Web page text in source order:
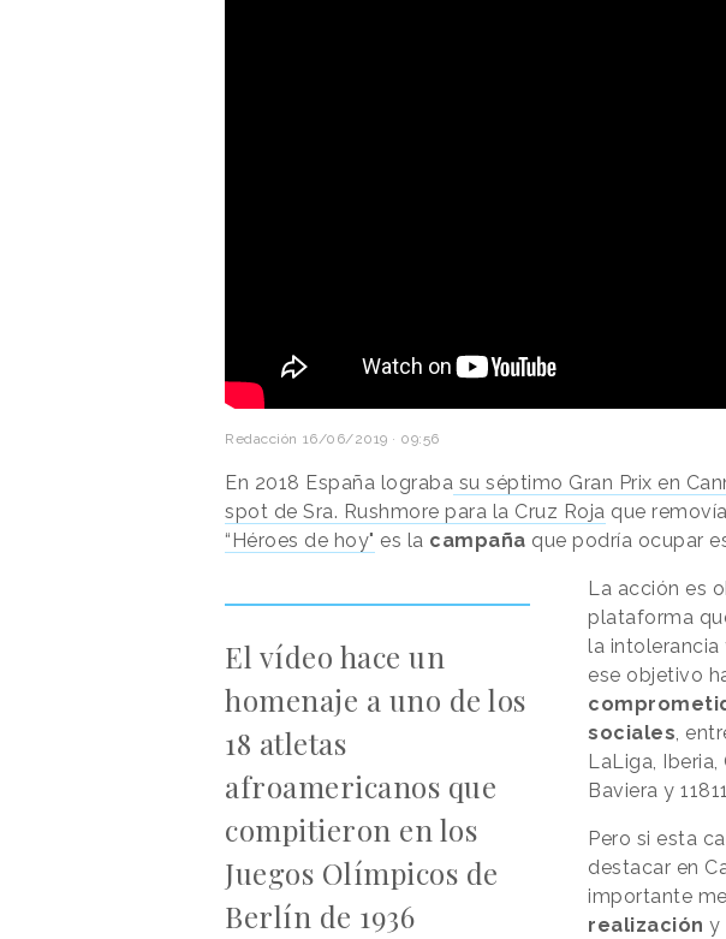
Redacción 16/06/2019 · 09:56
En 2018 España lograba su séptimo Gran Prix en
spot de Sra. Rushmore para la Cruz Roja que
“Héroes de hoy" es la campaña que podría ocupar
El vídeo hace un
homenaje a uno de los
18 atletas
afroamericanos que
compitieron en los
Juegos Olímpicos de
Berlín de 1936
La acción es
plataforma
la intolerancia
ese objetivo
sociales,
LaLiga,
Baviera y
Pero si esta
destacar en
importante
realización y